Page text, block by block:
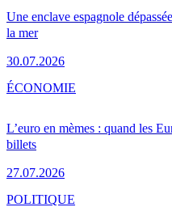
Une enclave espagnole
la mer
30.07.2026
L’euro en mèmes : quand les
billets
27.07.2026
ÉCONOMIE
POLITIQUE